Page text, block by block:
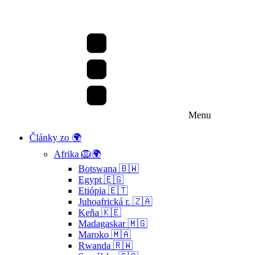
Menu
Články zo 🌍
Afrika 🦁🌍
Botswana 🇧🇼
Egypt 🇪🇬
Etiópia 🇪🇹
Juhoafrická r. 🇿🇦
Keňa 🇰🇪
Madagaskar 🇲🇬
Maroko 🇲🇦
Rwanda 🇷🇼